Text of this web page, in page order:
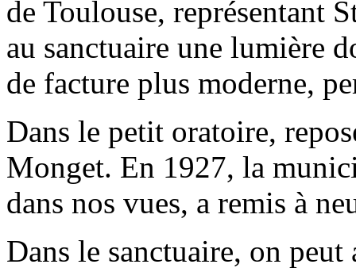
de Toulouse, représentant
au sanctuaire une lumière
de facture plus moderne,
Dans le petit oratoire,
Monget. En 1927, la
dans nos vues, a remis à
Dans le sanctuaire, on